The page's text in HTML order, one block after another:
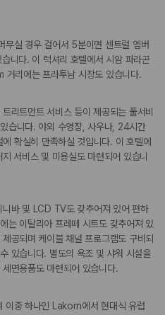
가능
무실 경우 걸어서 5분이면 센트럴 엠버
니다. 이 럭셔리 호텔에서 시암 파라곤
거리에는 프라투남 시장도 있습니다.
리트먼트 서비스 등이 제공되는 풀서비
습니다. 야외 수영장, 사우나, 24시간
확실히 만족하실 것입니다. 이 호텔에
서비스 및 미용실도 마련되어 있습니
바 및 LCD TV도 갖추어져 있어 편하
는 이탈리아 프레떼 시트도 갖추어져 있
공되며 케이블 채널 프로그램도 구비되
있습니다. 별도의 욕조 및 샤워 시설을
면용품도 마련되어 있습니다.
이중 하나인 Lakorn에서 현대식 유럽